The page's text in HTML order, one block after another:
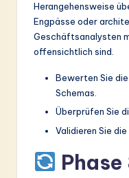
Herangehensweise
Engpässe oder
Geschäftsanalysten
offensichtlich sind.
Bewerten Sie
Schemas.
Überprüfen Sie
Validieren Sie